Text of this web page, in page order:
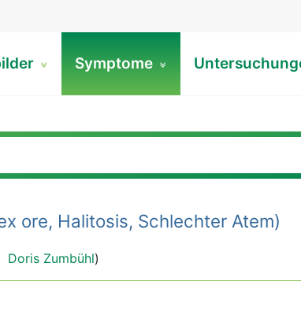
Symptome
ore, Halitosis, Schlechter Atem)
Doris Zumbühl)